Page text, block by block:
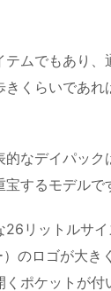
ムでもあり、
きくらいであれ
なデイパック
するモデルで
リットルサイ
のロゴが大き
ポケットが付